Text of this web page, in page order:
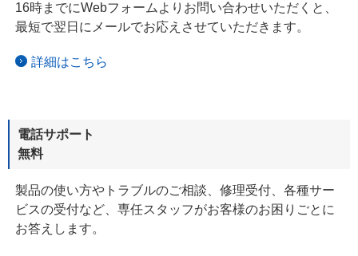
16時までにWebフォームよりお問い合わせいただくと、
最短で翌日に メールでお応えさせていただきます。
詳細はこちら
電話サポート
無料
製品の使い方やトラブルのご相談、修理受付、各種サー
ビスの受付など、専任スタッフがお客様のお困りごとに
お答えします。